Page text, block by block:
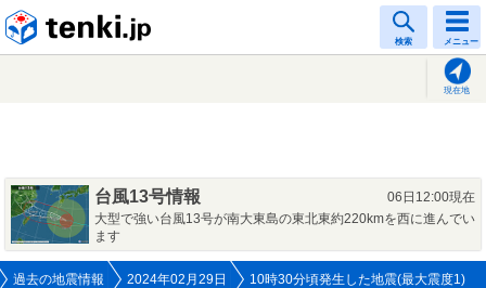
検索 メニュー
現在地
台風13号情報
06日12:00現在
大型で強い台風13号が南大東島の東北東約220kmを西に進んでい
ます
過去の地震情報 2024年02月29日 10時30分頃発生した地震(最大震度1)